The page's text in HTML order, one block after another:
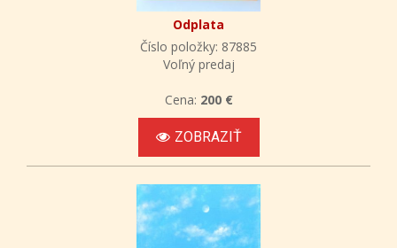
Odplata
Číslo položky: 87885
Voľný predaj
Cena: 200 €
ZOBRAZIŤ